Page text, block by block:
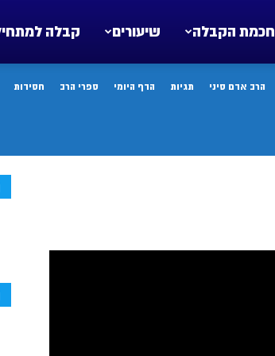
קבלה שיעורים חכמת הקבלה
הרב אדם סיני תגיות הדף היומי ספרי הרב חסידות